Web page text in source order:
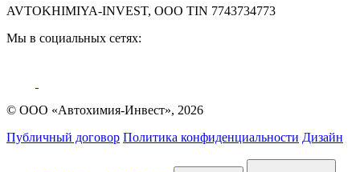
AVTOKHIMIYA-INVEST, OOO TIN 7743734773
Мы в социальных сетях:
© ООО «Автохимия-Инвест», 2026
Публичный договор Политика конфиденциальности Дизайн